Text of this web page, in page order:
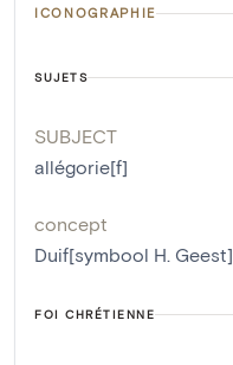
ICONOGRAPHIE
SUJETS
SUBJECT
allégorie[f]
concept
Duif[symbool H. Geest]
FOI CHRÉTIENNE